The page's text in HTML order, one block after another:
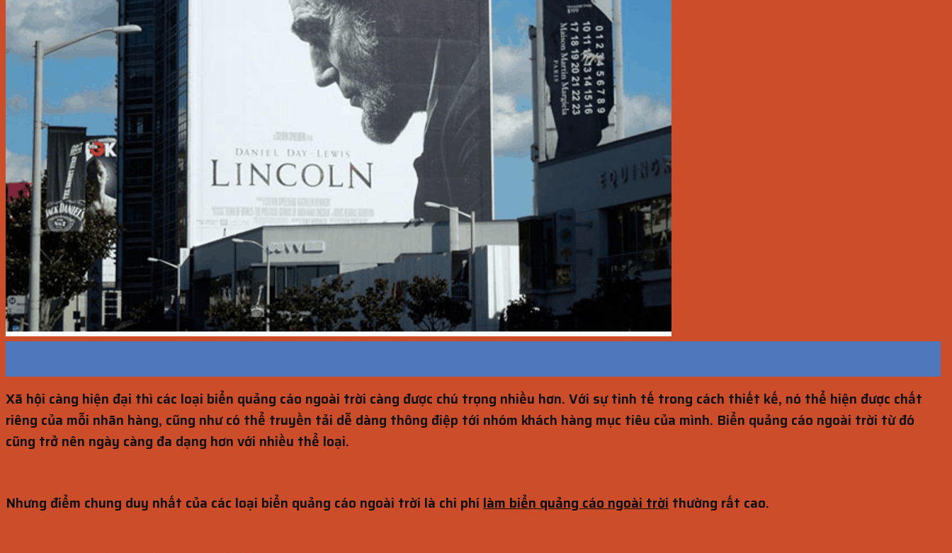
Xã hội càng hiện đại thì các loại biển quảng cáo ngoài trời càng được chú trọng nhiều hơn. Với sự tinh tế trong cách thiết kế, nó thể hiện được chất
riêng của mỗi nhãn hàng, cũng như có thể truyền tải dễ dàng thông điệp tới nhóm khách hàng mục tiêu của mình. Biển quảng cáo ngoài trời từ đó
cũng trở nên ngày càng đa dạng hơn với nhiều thể loại.
Nhưng điểm chung duy nhất của các loại biển quảng cáo ngoài trời là chi phílàm biển quảng cáo ngoài trời thường rất cao.